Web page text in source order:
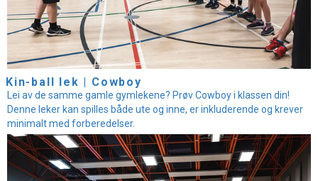
Kin-ball lek | Cowboy
Lei av de samme gamle gymlekene? Prøv Cowboy i klassen din!
Denne leker kan spilles både ute og inne, er inkluderende og krever
minimalt med forberedelser.